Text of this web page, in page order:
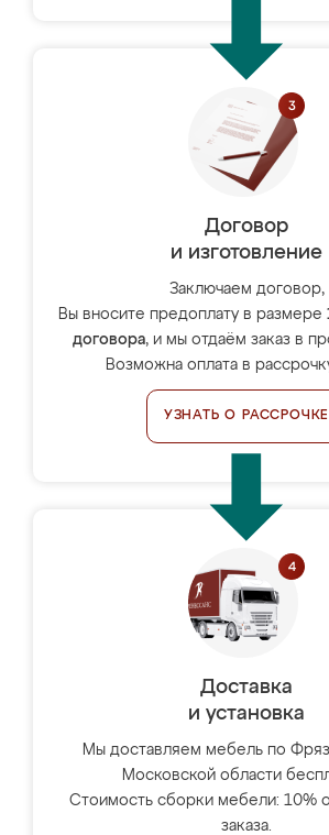
Договор
и изготовление
Заключаем договор,
Вы вносите предоплату в размере
договора, и мы отдаём заказ в
Возможна оплата в
УЗНАТЬ О РАССРОЧКЕ
Доставка
и установка
Мы доставляем мебель по
Московской области
Стоимость сборки мебели: 10%
заказа.